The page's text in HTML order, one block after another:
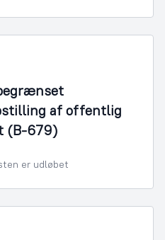
af offentlig
(B-679)
er udløbet